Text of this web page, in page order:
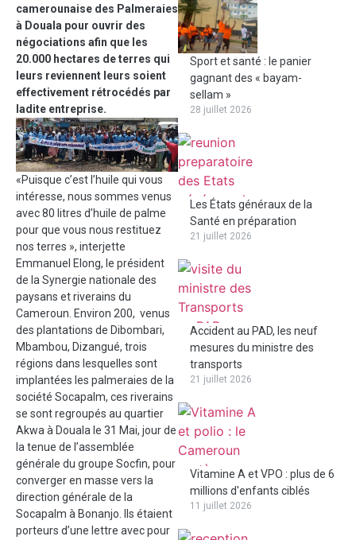
camerounaise des Palmeraies
à Douala pour ouvrir des
négociations afin que les
20.000 hectares de terres qui
leurs reviennent leurs soient
effectivement rétrocédés par
ladite entreprise.
«Puisque c’est l’huile qui vous
intéresse, nous sommes venus
avec 80 litres d’huile de palme
pour que vous nous restituez
nos terres », interjette
Emmanuel Elong, le président
de la Synergie nationale des
paysans et riverains du
Cameroun. Environ 200, venus
des plantations de Dibombari,
Mbambou, Dizangué, trois
régions dans lesquelles sont
implantées les palmeraies de la
société Socapalm, ces riverains
se sont regroupés au quartier
Akwa à Douala le 31 Mai, jour de
la tenue de l’assemblée
générale du groupe Socfin, pour
converger en masse vers la
direction générale de la
Socapalm à Bonanjo. Ils étaient
porteurs d’une lettre avec pour
Sport et santé : le panier
gagnant des « bayam-
sellam »
28 juillet 2026
Les États généraux de la
Santé en préparation
21 juillet 2026
Accident au PAD, les neuf
mesures du ministre des
transports
21 juillet 2026
Vitamine A et VPO : plus de 6
millions d'enfants ciblés
11 juillet 2026